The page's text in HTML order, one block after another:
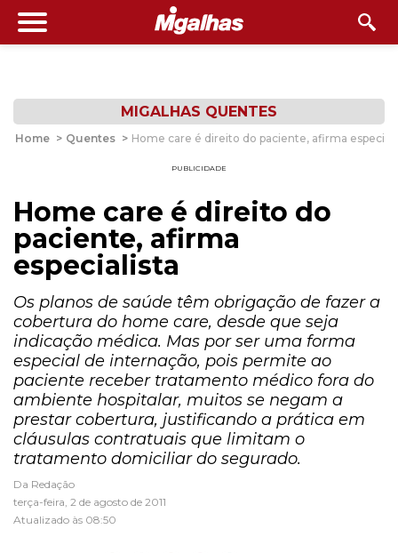
MIGALHAS QUENTES
Home > Quentes > Home care é direito do paciente, afirma
PUBLICIDADE
Home care é direito do
paciente, afirma
especialista
Os planos de saúde têm obrigação de fazer a
cobertura do home care, desde que seja
indicação médica. Mas por ser uma forma
especial de internação, pois permite ao
paciente receber tratamento médico fora do
ambiente hospitalar, muitos se negam a
prestar cobertura, justificando a prática em
cláusulas contratuais que limitam o
tratamento domiciliar do segurado.
Da Redação
terça-feira, 2 de agosto de 2011
Atualizado às 08:50